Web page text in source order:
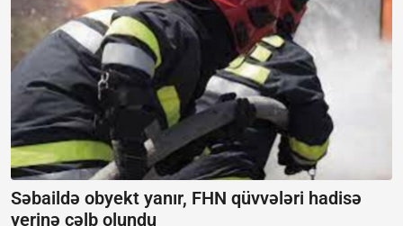
Səbaildə obyekt yanır, FHN qüvvələri hadisə
yerinə cəlb olundu